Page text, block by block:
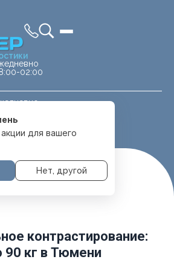
02:00
для вашего
Нет, другой
контрастирование:
90 кг в Тюмени